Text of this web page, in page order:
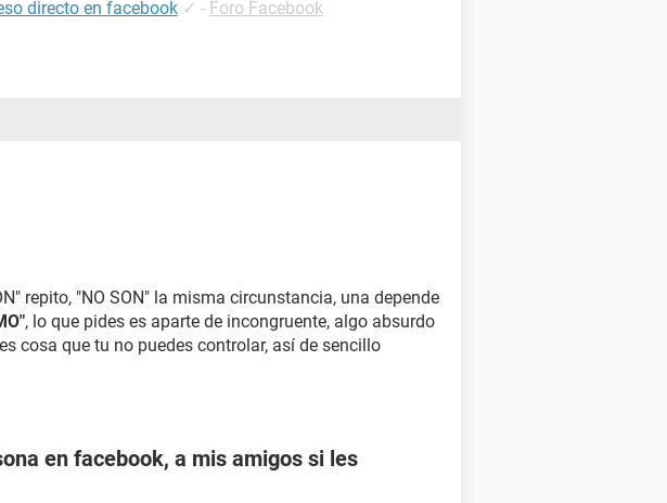
directo en facebook ✓ - Foro Facebook
repito, "NO SON" la misma circunstancia, una depende
, lo que pides es aparte de incongruente, algo absurdo
cosa que tu no puedes controlar, así de sencillo
en facebook, a mis amigos si les